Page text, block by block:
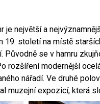
je největší a
19. století na místě
Původně se v hamru
rozšíření modernější
nářadí. Ve druhé
muzejní expozicí, která